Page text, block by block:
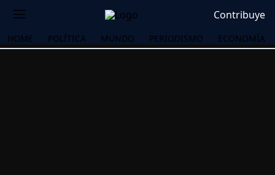
Contribuye
HOME POLÍTICA MUNDO PERIODISMO ECONOMÍA